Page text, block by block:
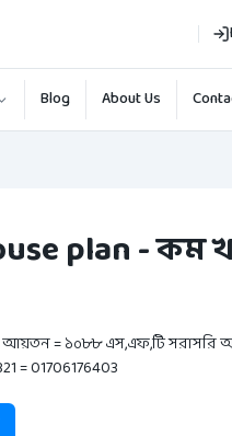
Blog About Us
plan - কম
= ১০৮৮ এস,এফ,টি সরাসরি
= 01706176403